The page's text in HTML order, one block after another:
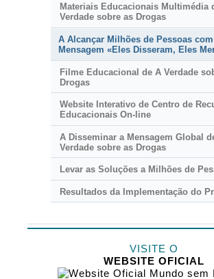
Materiais Educacionais Multimédia
Verdade sobre as Drogas
A Alcançar Milhões de Pessoas
Mensagem «Eles Disseram, Eles
Filme Educacional de A Verdade
Drogas
Website Interativo de Centro de
Educacionais On-line
A Disseminar a Mensagem Global
Verdade sobre as Drogas
Levar as Soluções a Milhões de
Resultados da Implementação do
VISITE O
WEBSITE OFICIAL